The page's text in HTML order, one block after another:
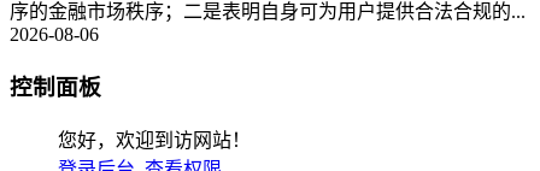
序的金融市场秩序；二是表明自身可为用户提供合法合规的...
2026-08-06
控制面板
您好，欢迎到访网站！